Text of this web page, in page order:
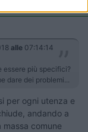
alle 07:14:14
essere più specifici?
dare dei problemi...
per ogni utenza e
andando a
comune